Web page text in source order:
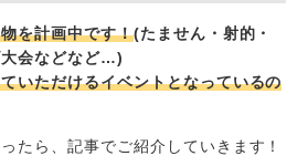
を計画中です！(たません・射的・
会などなど…)
いただけるイベントとなっているの
たら、記事でご紹介していきます！